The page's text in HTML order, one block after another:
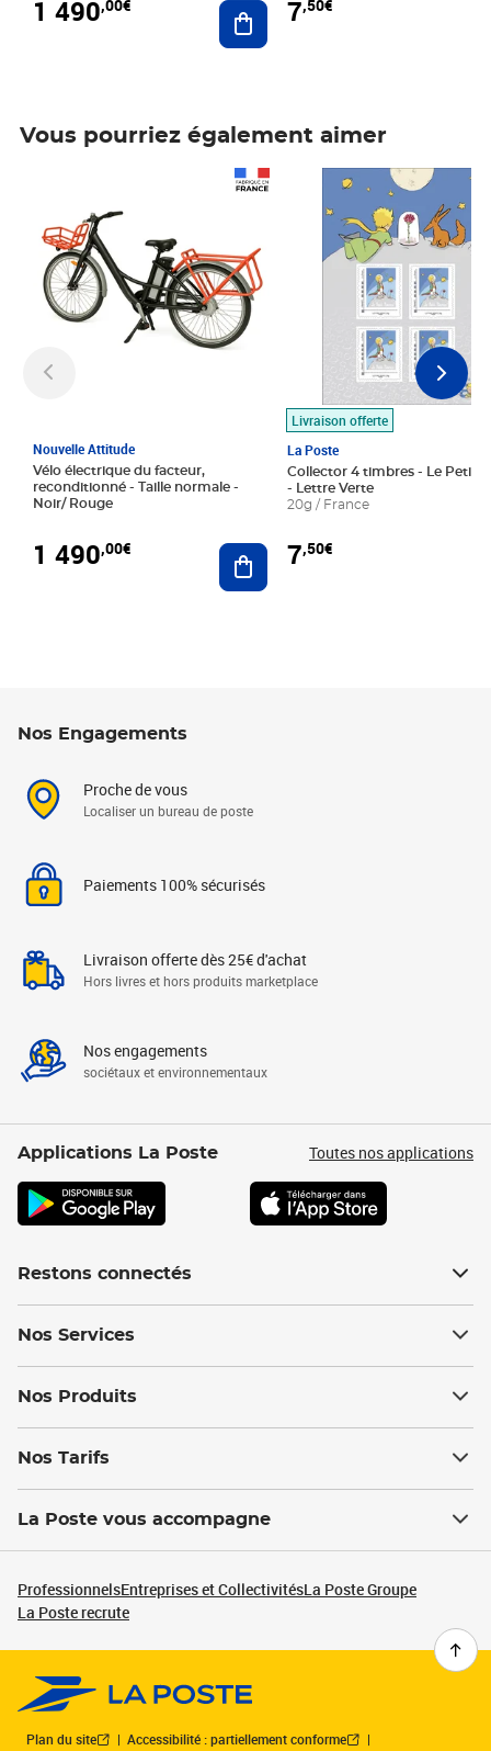
1 490,00€ Ajouter au panier
7,50€
Vous pourriez également aimer
Nouvelle Attitude
Vélo électrique du facteur,
reconditionné - Taille normale -
Noir/ Rouge
1 490,00€ Ajouter au panier
Livraison offerte
La Poste
Collector 4 timbres - Le Petit
- Lettre Verte
20g / France
7,50€
Prix 7,50€
Nos Engagements
Proche de vous
Localiser un bureau de poste
Paiements 100% sécurisés
Livraison offerte dès 25€ d'achat
Hors livres et hors produits marketplace
Nos engagements
sociétaux et environnementaux
Applications La Poste Toutes nos applications
Restons connectés
Nos Services
Nos Produits
Nos Tarifs
La Poste vous accompagne
ProfessionnelsEntreprises et CollectivitésLa Poste Groupe
La Poste recrute
Plan du site
Accessibilité : partiellement conforme